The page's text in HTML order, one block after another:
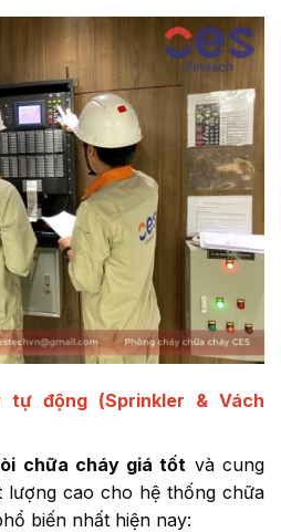
động (Sprinkler & Vách
chữa cháy giá tốt và cung
cao cho hệ thống chữa
biến nhất hiện nay: